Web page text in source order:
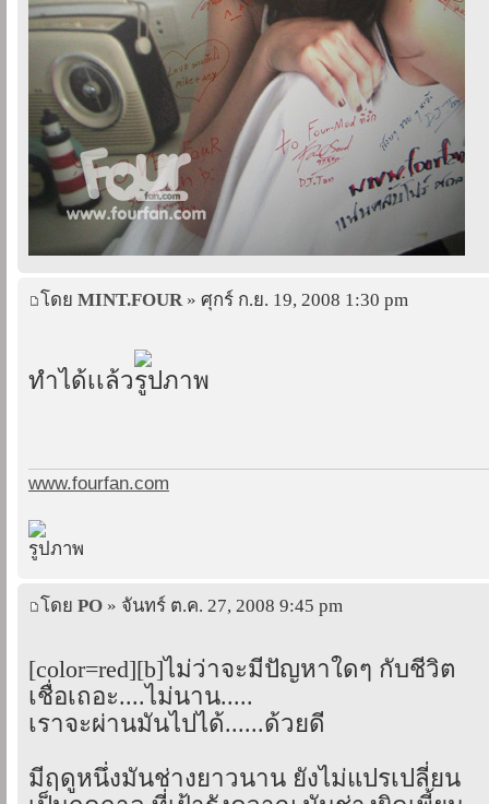
โดย MINT.FOUR » ศุกร์ ก.ย. 19, 2008 1:30 pm
ทำได้เเล้ว
www.fourfan.com
โดย PO » จันทร์ ต.ค. 27, 2008 9:45 pm
[color=red][b]ไม่ว่าจะมีปัญหาใดๆ กับชีวิต
เชื่อเถอะ....ไม่นาน.....
เราจะผ่านมันไปได้......ด้วยดี
มีฤดูหนึ่งมันช่างยาวนาน ยังไม่แปรเปลี่ยน